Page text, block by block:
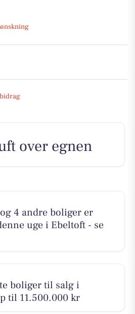
over egnen
4 andre boliger er
uge i Ebeltoft - se
boliger til salg i
til 11.500.000 kr